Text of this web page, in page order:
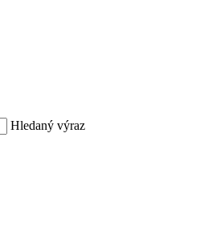
Hledaný výraz